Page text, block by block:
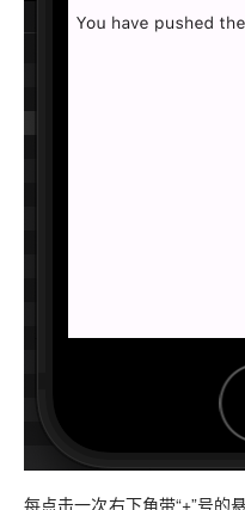
每点击一次右下角带“+”号的